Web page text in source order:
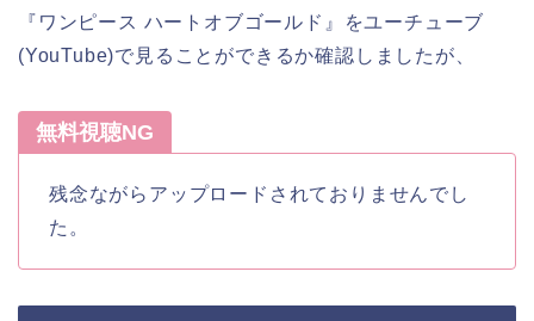
『ワンピース ハートオブゴールド』をユーチューブ
(YouTube)で見ることができるか確認しましたが、
無料視聴NG
残念ながらアップロードされておりませんでし
た。